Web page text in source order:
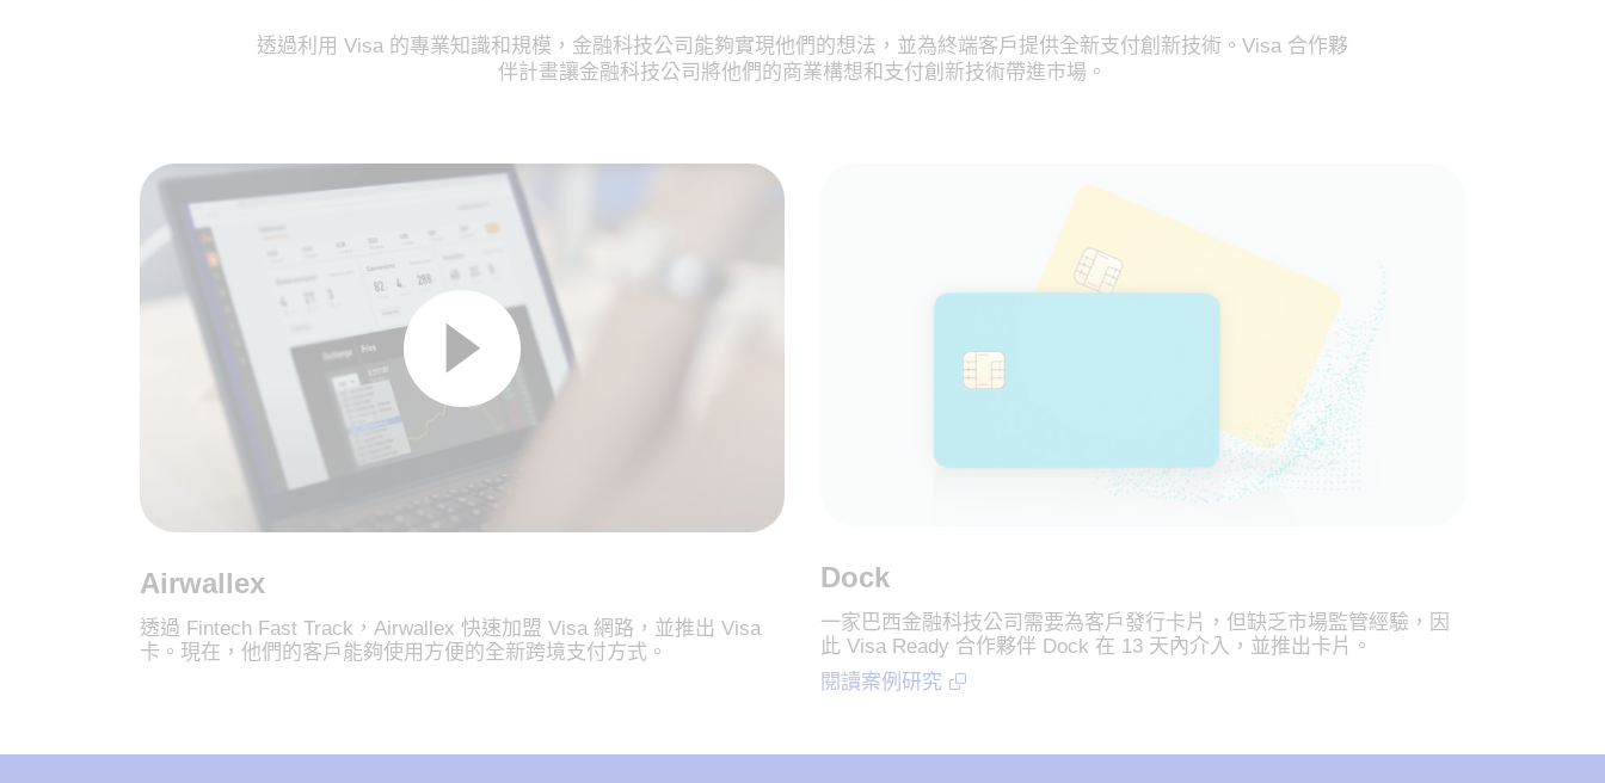
透過利用 Visa 的專業知識和規模，金融科技公司能夠實現他們的想法，並為終端客戶提供全新支付創新技術。Visa 合作夥
伴計畫讓金融科技公司將他們的商業構想和支付創新技術帶進市場。
Airwallex
透過 Fintech Fast Track，Airwallex 快速加盟 Visa 網路，並推出 Visa
卡。現在，他們的客戶能夠使用方便的全新跨境支付方式。
Dock
一家巴西金融科技公司需要為客戶發行卡片，但缺乏市場監管經驗，因
此 Visa Ready 合作夥伴 Dock 在 13 天內介入，並推出卡片。
閱讀案例研究